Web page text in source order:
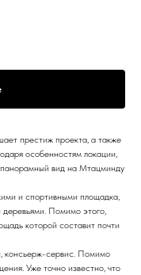
престиж проекта, а также
особенностям локации,
панорамный вид на Мтацминду
и спортивными площадка,
Помимо этого,
которой составит почти
консьерж-сервис. Помимо
Уже точно известно, что